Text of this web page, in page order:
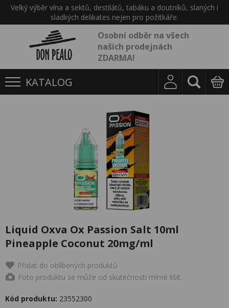
Velký výběr vína a sektů, destilátů, tabáku a doutníků, slaných i
sladkých delikates nejen pro požitkáře.
Osobní odběr na všech
našich prodejnách
ZDARMA!
KATALOG
Liquid Oxva Ox Passion Salt 10ml
Pineapple Coconut 20mg/ml
Přidat do oblíbených produktů
Foto produktu se může od skutečnosti mírně lišit.
Kód produktu: 23552300